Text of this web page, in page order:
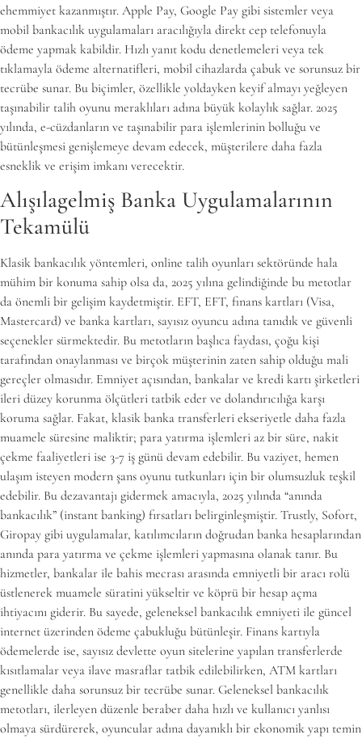
ehemmiyet kazanmıştır. Apple Pay, Google Pay gibi sistemler veya
mobil bankacılık uygulamaları aracılığıyla direkt cep telefonuyla
ödeme yapmak kabildir. Hızlı yanıt kodu denetlemeleri veya tek
tıklamayla ödeme alternatifleri, mobil cihazlarda çabuk ve sorunsuz bir
tecrübe sunar. Bu biçimler, özellikle yoldayken keyif almayı yeğleyen
taşınabilir talih oyunu meraklıları adına büyük kolaylık sağlar. 2025
yılında, e-cüzdanların ve taşınabilir para işlemlerinin bolluğu ve
bütünleşmesi genişlemeye devam edecek, müşterilere daha fazla
esneklik ve erişim imkanı verecektir.
Alışılagelmiş Banka Uygulamalarının
Tekamülü
Klasik bankacılık yöntemleri, online talih oyunları sektöründe hala
mühim bir konuma sahip olsa da, 2025 yılına gelindiğinde bu metotlar
da önemli bir gelişim kaydetmiştir. EFT, EFT, finans kartları (Visa,
Mastercard) ve banka kartları, sayısız oyuncu adına tanıdık ve güvenli
seçenekler sürmektedir. Bu metotların başlıca faydası, çoğu kişi
tarafından onaylanması ve birçok müşterinin zaten sahip olduğu mali
gereçler olmasıdır. Emniyet açısından, bankalar ve kredi kartı şirketleri
ileri düzey korunma ölçütleri tatbik eder ve dolandırıcılığa karşı
koruma sağlar. Fakat, klasik banka transferleri ekseriyetle daha fazla
muamele süresine maliktir; para yatırma işlemleri az bir süre, nakit
çekme faaliyetleri ise 3-7 iş günü devam edebilir. Bu vaziyet, hemen
ulaşım isteyen modern şans oyunu tutkunları için bir olumsuzluk teşkil
edebilir. Bu dezavantajı gidermek amacıyla, 2025 yılında “anında
bankacılık” (instant banking) fırsatları belirginleşmiştir. Trustly, Sofort,
Giropay gibi uygulamalar, katılımcıların doğrudan banka hesaplarından
anında para yatırma ve çekme işlemleri yapmasına olanak tanır. Bu
hizmetler, bankalar ile bahis mecrası arasında emniyetli bir aracı rolü
üstlenerek muamele süratini yükseltir ve köprü bir hesap açma
ihtiyacını giderir. Bu sayede, geleneksel bankacılık emniyeti ile güncel
internet üzerinden ödeme çabukluğu bütünleşir. Finans kartıyla
ödemelerde ise, sayısız devlette oyun sitelerine yapılan transferlerde
kısıtlamalar veya ilave masraflar tatbik edilebilirken, ATM kartları
genellikle daha sorunsuz bir tecrübe sunar. Geleneksel bankacılık
metotları, ilerleyen düzenle beraber daha hızlı ve kullanıcı yanlısı
olmaya sürdürerek, oyuncular adına dayanıklı bir ekonomik yapı temin